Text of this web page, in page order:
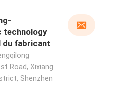
technology
du fabricant
Road, Xixiang
Shenzhen